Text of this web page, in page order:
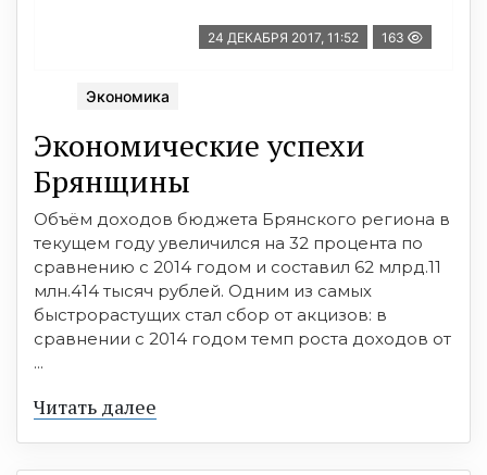
24 ДЕКАБРЯ 2017, 11:52 163
Экономика
Экономические успехи
Брянщины
Объём доходов бюджета Брянского региона в
текущем году увеличился на 32 процента по
сравнению с 2014 годом и составил 62 млрд.11
млн.414 тысяч рублей. Одним из самых
быстрорастущих стал сбор от акцизов: в
сравнении с 2014 годом темп роста доходов от
...
Читать далее